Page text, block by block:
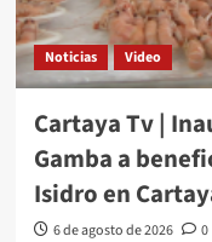
Noticias Video
Cartaya Tv |
Gamba a
Isidro en
6 de agosto de 2026 0